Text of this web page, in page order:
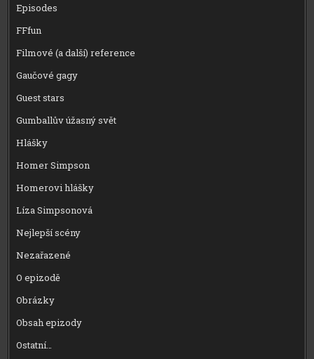
Episodes
FFfun
Filmové (a další) reference
Gaučové gagy
Guest stars
Gumballův úžasný svět
Hlášky
Homer Simpson
Homerovi hlášky
Líza Simpsonová
Nejlepší scény
Nezařazené
O epizodě
Obrázky
Obsah epizody
Ostatní…